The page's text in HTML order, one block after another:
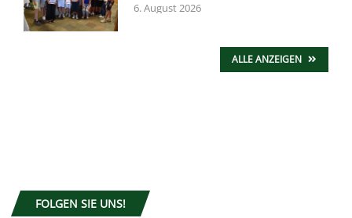
6. August 2026
ALLE ANZEIGEN
FOLGEN SIE UNS!